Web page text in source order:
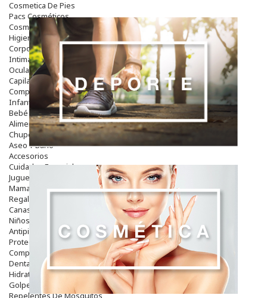
Cosmetica De Pies
Pacs Cosméticos
Cosmetica Facial Piel Sensible
Higiene
Corporal
Intima
Ocular
Capilar
Complementos
Infantil
Bebé
Alimentación Y Complementos
Chupetes Y Mordedores
Aseo Y Baño
Accesorios
Cuidados Especiales
Juguetes
Mama
Regalos
Canastilla
Niños
Antipiojos
Protección Solar
Complementos Alimentarios
Dentales
Hidratantes
Golpes Y Hematomas
Repelentes De Mosquitos